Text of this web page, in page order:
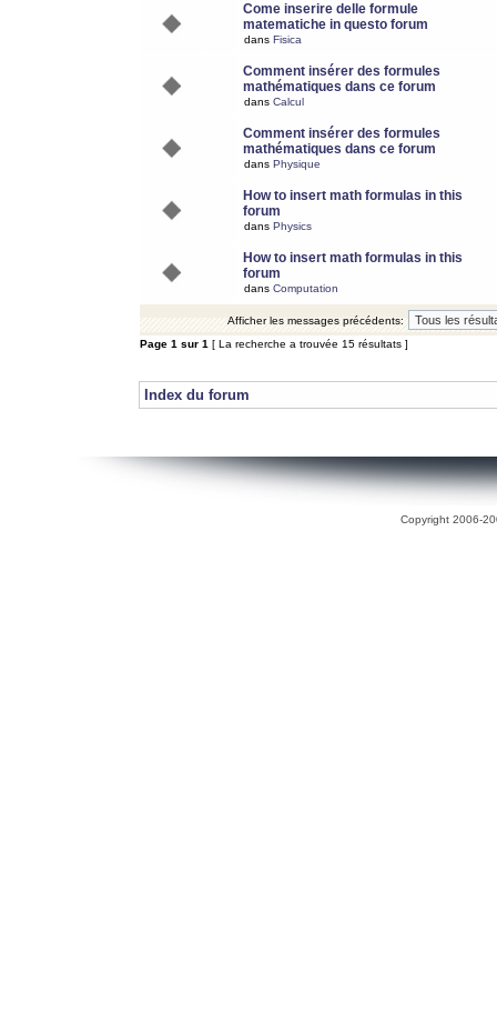
Come inserire delle formule
matematiche in questo forum
dans Fisica
Comment insérer des formules
mathématiques dans ce forum
dans Calcul
Comment insérer des formules
mathématiques dans ce forum
dans Physique
How to insert math formulas in this
forum
dans Physics
How to insert math formulas in this
forum
dans Computation
Afficher les messages précédents:
Page 1 sur 1 [ La recherche a trouvée 15 résultats ]
Index du forum
Copyright 2006-